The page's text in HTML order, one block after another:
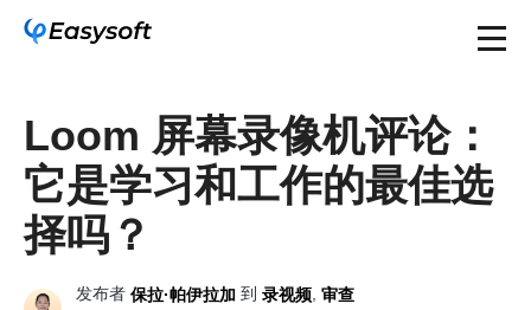
Loom 屏幕录像机评论：
它是学习和工作的最佳选
择吗？
发布者 保拉·帕伊拉加 到 录视频 审查